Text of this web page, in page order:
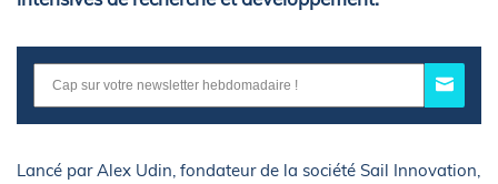
Lancé par Alex Udin, fondateur de la société Sail Innovation,